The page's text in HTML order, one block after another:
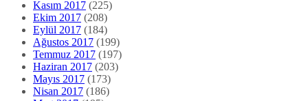
Kasım 2017 (225)
Ekim 2017 (208)
Eylül 2017 (184)
Ağustos 2017 (199)
Temmuz 2017 (197)
Haziran 2017 (203)
Mayıs 2017 (173)
Nisan 2017 (186)